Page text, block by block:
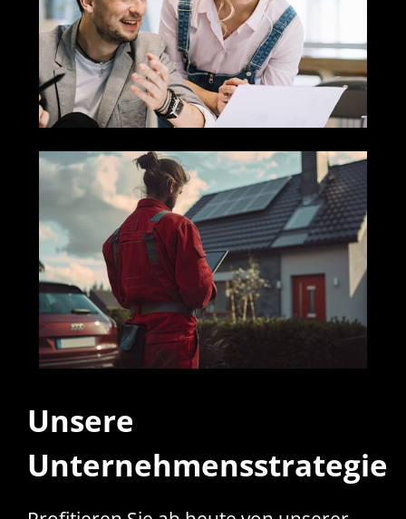
Unsere
Unternehmensstrategie